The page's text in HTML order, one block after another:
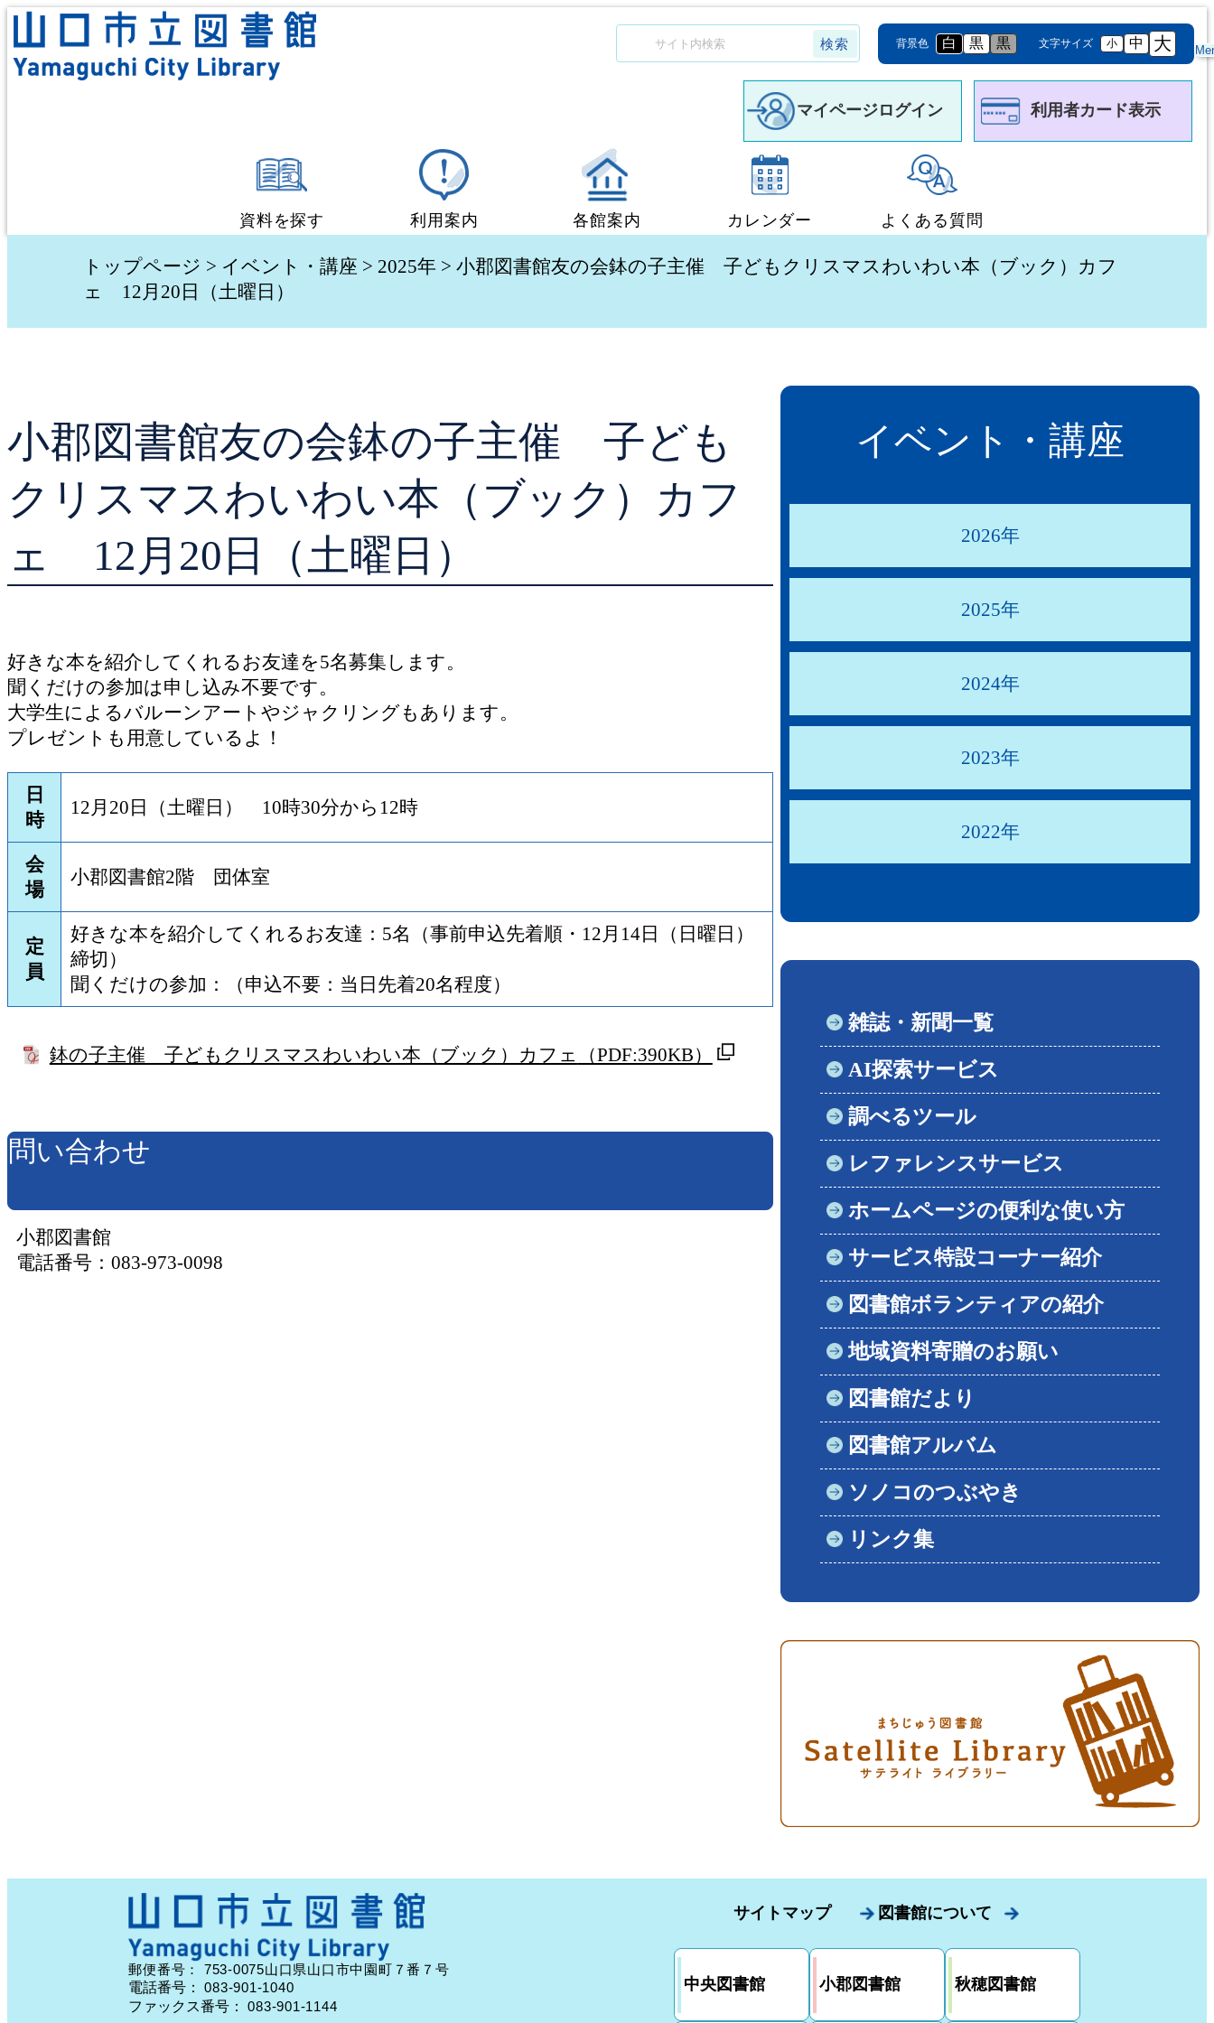
背景色 白 黒 黒 文字サイズ 小 中 大
マイページログイン 利用者カード表示
資料を探す
蔵書検索・予約
貸出ランキング
予約ランキング
利用案内
図書館利用案内
学校図書館支援サービス
ブックスタート体験会
好きなおはなしの絵の展示
各館案内
中央図書館
阿知須図書館
徳地図書館
カレンダー よくある質問
トップページ > イベント・講座 > 2025年 > 小郡図書館友の会鉢の子主催 子どもクリスマスわいわい本（ブック）カフ
ェ 12月20日（土曜日）
小郡図書館友の会鉢の子主催 子ども
クリスマスわいわい本（ブック）カフ
ェ 12月20日（土曜日）
好きな本を紹介してくれるお友達を5名募集します。
聞くだけの参加は申し込み不要です。
大学生によるバルーンアートやジャクリングもあります。
プレゼントも用意しているよ！
日
時
12月20日（土曜日） 10時30分から12時
会
場
小郡図書館2階 団体室
定
員
好きな本を紹介してくれるお友達：5名（事前申込先着順・12月14日（日曜日）
締切）
聞くだけの参加：（申込不要：当日先着20名程度）
鉢の子主催 子どもクリスマスわいわい本（ブック）カフェ （PDF:390KB）
問い合わせ
小郡図書館
電話番号：083-973-0098
イベント・講座
2026年
2025年
2024年
2023年
2022年
雑誌・新聞一覧
AI探索サービス
調べるツール
レファレンスサービス
ホームページの便利な使い方
サービス特設コーナー紹介
図書館ボランティアの紹介
地域資料寄贈のお願い
図書館だより
図書館アルバム
ソノコのつぶやき
リンク集
郵便番号： 753-0075山口県山口市中園町７番７号
電話番号：083-901-1040
ファックス番号：083-901-1144
サイトマップ 図書館について
中央図書館 小郡図書館 秋穂図書館